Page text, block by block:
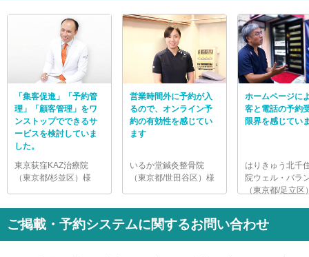
「集客促進」「予約管
理」「顧客管理」をワ
ンストップでできるサ
ービスを検討していま
した。
東京荻窪KAZ治療院
（東京都/杉並区）様
営業時間外に予約が入
るので、オンライン予
約の有効性を感じてい
ます
いるか堂鍼灸整骨院
（東京都/世田谷区）様
ホームページに
客と電話の予約
限界を感じてい
はりきゅう北千
院ウェル・バラ
（東京都/足立区
ご掲載・予約システムに関するお問い合わせ